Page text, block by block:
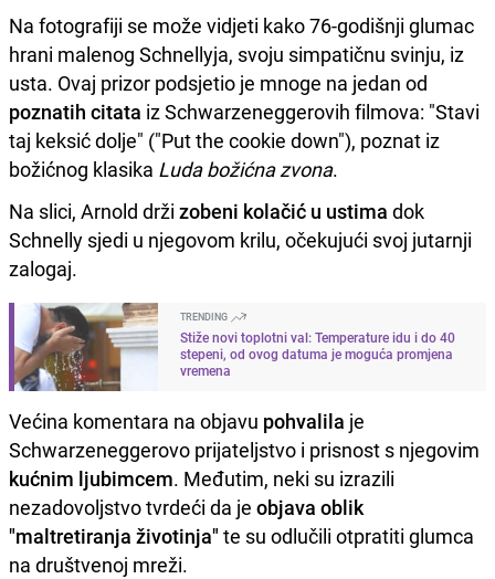
Na fotografiji se može vidjeti kako 76-godišnji glumac
hrani malenog Schnellyja, svoju simpatičnu svinju, iz
usta. Ovaj prizor podsjetio je mnoge na jedan od
poznatih citata iz Schwarzeneggerovih filmova: "Stavi
taj keksić dolje" ("Put the cookie down"), poznat iz
božićnog klasika Luda božićna zvona.
Na slici, Arnold drži zobeni kolačić u ustima dok
Schnelly sjedi u njegovom krilu, očekujući svoj jutarnji
zalogaj.
TRENDING
Stiže novi toplotni val: Temperature idu i do 40
stepeni, od ovog datuma je moguća promjena
vremena
Većina komentara na objavu pohvalila je
Schwarzeneggerovo prijateljstvo i prisnost s njegovim
kućnim ljubimcem. Međutim, neki su izrazili
nezadovoljstvo tvrdeći da je objava oblik
"maltretiranja životinja" te su odlučili otpratiti glumca
na društvenoj mreži.